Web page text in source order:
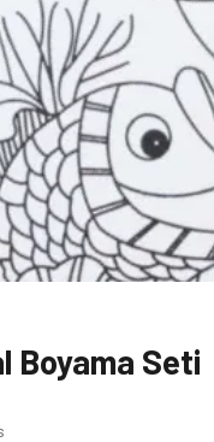
Boyama Seti